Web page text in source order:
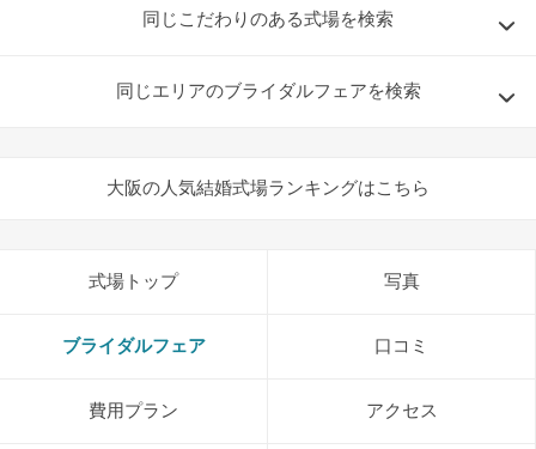
同じこだわりのある式場を検索
同じエリアのブライダルフェアを検索
大阪の人気結婚式場ランキングはこちら
式場トップ 写真
ブライダルフェア 口コミ
費用プラン アクセス